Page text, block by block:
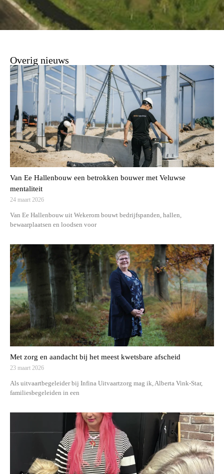
Overig nieuws
Van Ee Hallenbouw een betrokken bouwer met Veluwse
mentaliteit
24 maart 2026
Van Ee Hallenbouw uit Wekerom bouwt bedrijfspanden, hallen,
bewaarplaatsen en loodsen voor
Met zorg en aandacht bij het meest kwetsbare afscheid
23 maart 2026
Als uitvaartbegeleider bij Infina Uitvaartzorg mag ik, Alberta Vink-Star,
familiesbegeleiden in een